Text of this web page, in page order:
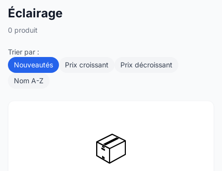
Éclairage
0 produit
Trier par :
Nouveautés
Prix croissant
Prix décroissant
Nom A-Z
📦